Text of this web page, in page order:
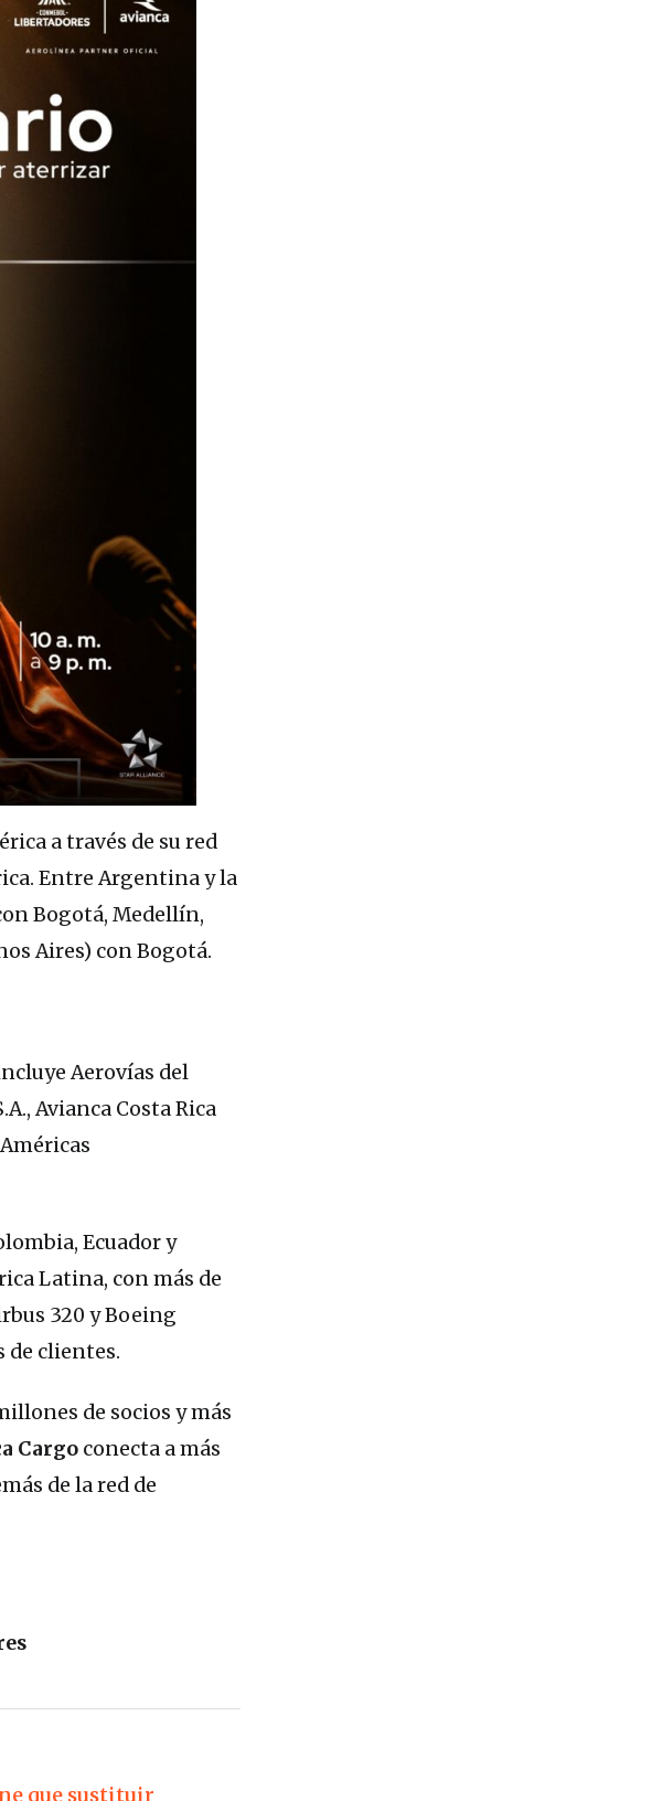
a través de su red
Entre Argentina y la
Bogotá, Medellín,
Aires) con Bogotá.
Aerovías del
Avianca Costa Rica
Ecuador y
Latina, con más de
320 y Boeing
de clientes.
de socios y más
Cargoconecta a más
de la red de
que sustituir